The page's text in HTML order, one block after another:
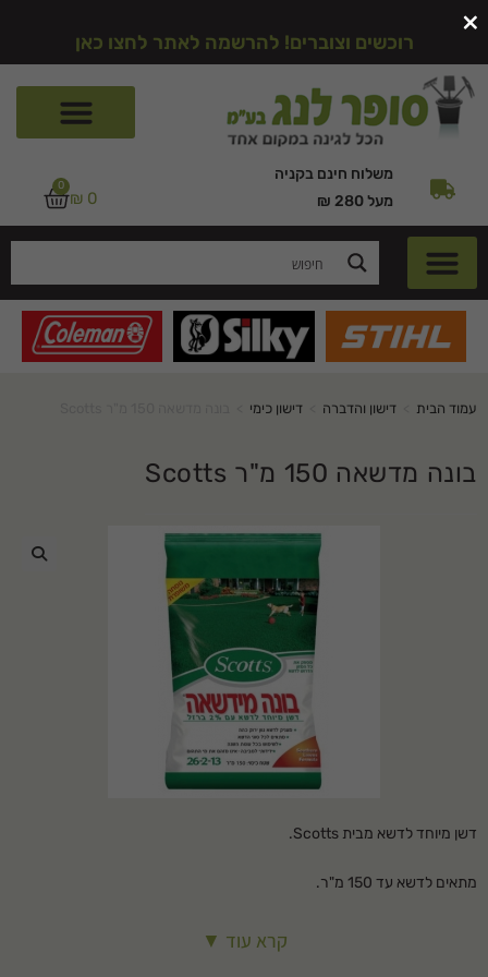
רוכשים וצוברים! להרשמה לאתר לחצו כאן
משלוח חינם בקניה
מעל 280 ₪
₪ 0
0
עמוד הבית דישון והדברה דישון כימי
בונה מדשאה 150 מ"ר Scotts
דשן מיוחד לדשא מבית Scotts.
מתאים לדשא עד 150 מ"ר.
מגביר את צפיפות הדשא ובכך את עמידותו.
קרא עוד ▼
×